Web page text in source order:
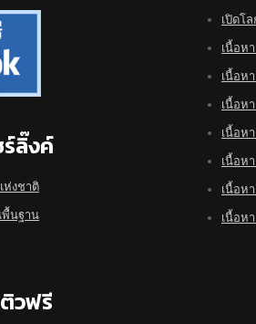
ลิ๊งค์
ห่งชาติ
พื้นฐาน
วฟรี
เปิดโ
เนื้อห
เนื้อห
เนื้อห
เนื้อห
เนื้อห
เนื้อห
เนื้อห